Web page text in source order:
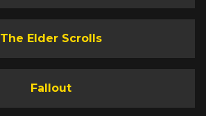
The Elder Scrolls
Fallout